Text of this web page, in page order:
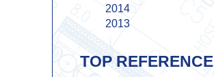
2014
2013
2011
2010
TOP REFERENCE